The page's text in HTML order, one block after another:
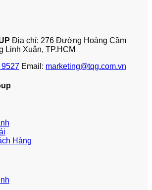
Địa chỉ: 276 Đường Hoàng Cầm
Linh Xuân, TP.HCM
9527 Email: marketing@tqg.com.vn
Hàng